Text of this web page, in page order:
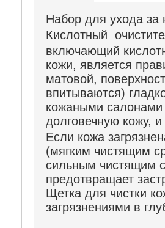
Набор для ухода за
Кислотный
включающий
кожи, является
матовой,
впитываются)
кожаными
долговечную кожу,
Если кожа
(мягким чистящим
сильным чистящим
предотвращает
Щетка для чистки
загрязнениями в